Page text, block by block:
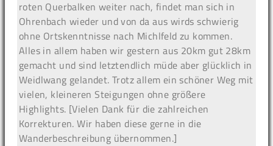
roten Querbalken weiter nach, findet man sich in
Ohrenbach wieder und von da aus wirds schwierig
ohne Ortskenntnisse nach Michlfeld zu kommen.
Alles in allem haben wir gestern aus 20km gut 28km
gemacht und sind letztendlich müde aber glücklich in
Weidlwang gelandet. Trotz allem ein schöner Weg mit
vielen, kleineren Steigungen ohne größere
Highlights. [Vielen Dank für die zahlreichen
Korrekturen. Wir haben diese gerne in die
Wanderbeschreibung übernommen.]